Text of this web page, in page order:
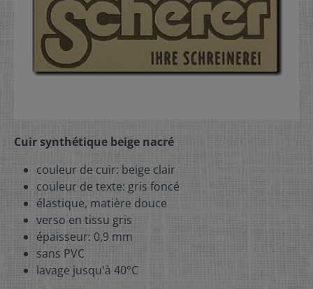
Cuir synthétique beige nacré
couleur de cuir: beige clair
couleur de texte: gris foncé
élastique, matière douce
verso en tissu gris
épaisseur: 0,9 mm
sans PVC
lavage jusqu'à 40°C